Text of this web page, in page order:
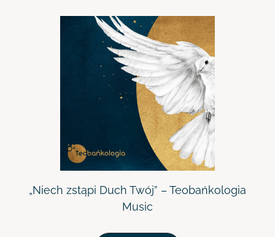
„Niech zstąpi Duch Twój” – Teobańkologia
Music